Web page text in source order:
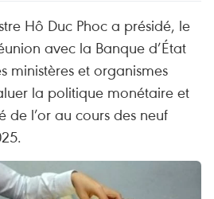
Hô Duc Phoc a présidé, le
avec la Banque d’État
ministères et organismes
la politique monétaire et
de l’or au cours des neuf